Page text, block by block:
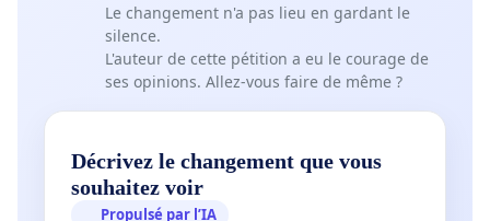
Le changement n'a pas lieu en gardant le
silence.
L'auteur de cette pétition a eu le courage de
ses opinions. Allez-vous faire de même ?
Décrivez le changement que vous
souhaitez voir
Propulsé par l’IA